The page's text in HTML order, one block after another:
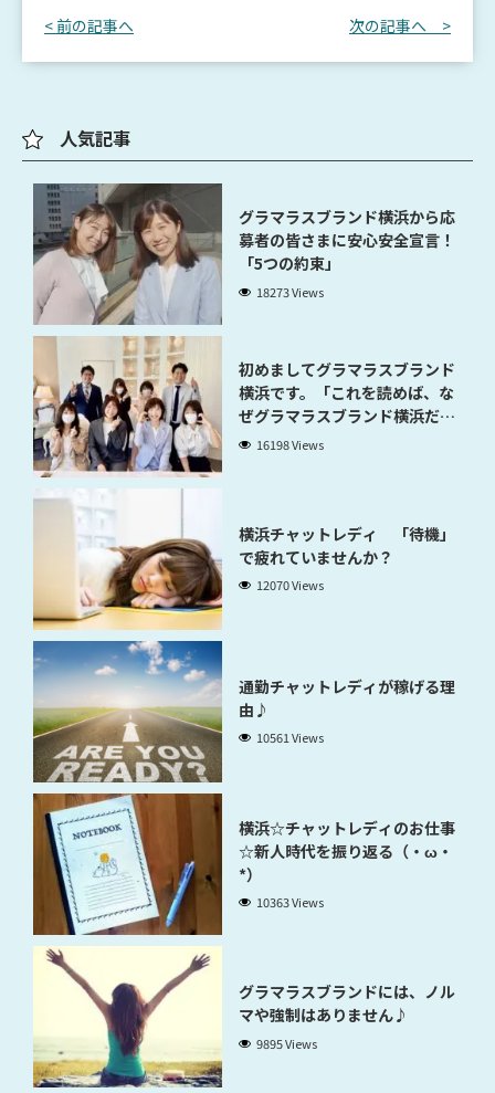
< 前の記事へ 次の記事へ >
人気記事
グラマラスブランド横浜から応
募者の皆さまに安心安全宣言！
「5つの約束」
18273 Views
初めましてグラマラスブランド
横浜です。「これを読めば、な
ぜグラマラスブランド横浜だと
稼げるのかが分かります」
16198 Views
横浜チャットレディ 「待機」
で疲れていませんか？
12070 Views
通勤チャットレディが稼げる理
由♪
10561 Views
横浜☆チャットレディのお仕事
☆新人時代を振り返る（・ω・
*）
10363 Views
グラマラスブランドには、ノル
マや強制はありません♪
9895 Views